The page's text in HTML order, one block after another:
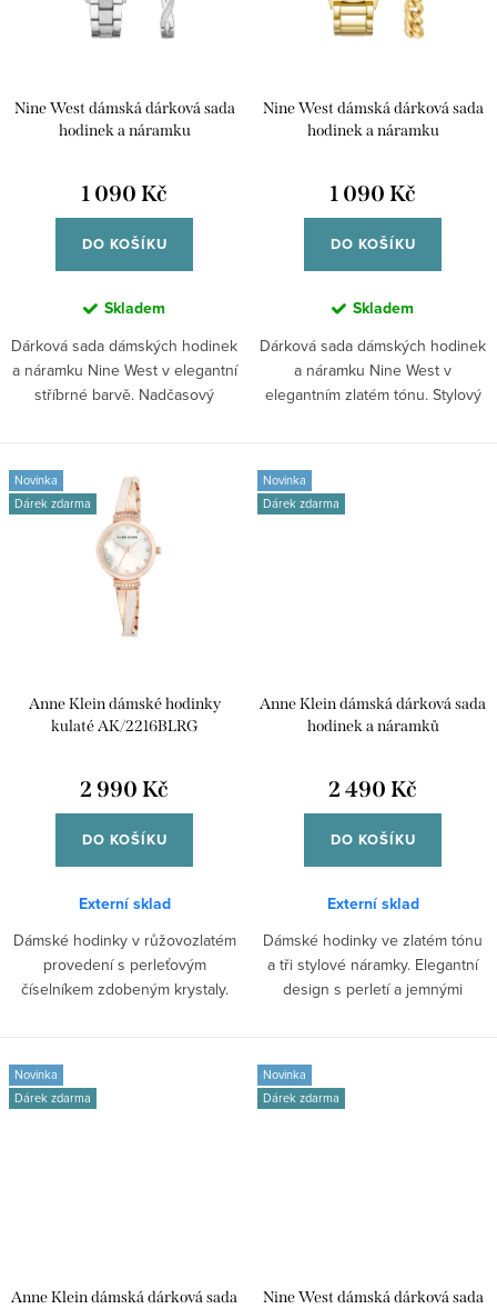
u
o
Nine West dámská dárková sada
hodinek a náramku
1 090 Kč
DO KOŠÍKU
Skladem
Dárková sada dámských hodinek
a náramku Nine West v elegantní
stříbrné barvě. Nadčasový
Nine West dámská dárková sada
hodinek a náramku
1 090 Kč
DO KOŠÍKU
Skladem
Dárková sada dámských hodinek
a náramku Nine West v
elegantním zlatém tónu. Stylový
Novinka
Dárek zdarma
Anne Klein dámské hodinky
kulaté AK/2216BLRG
2 990 Kč
DO KOŠÍKU
Externí sklad
Dámské hodinky v růžovozlatém
provedení s perleťovým
číselníkem zdobeným krystaly.
Novinka
Dárek zdarma
Anne Klein dámská dárková sada
hodinek a náramků
2 490 Kč
DO KOŠÍKU
Externí sklad
Dámské hodinky ve zlatém tónu
a tři stylové náramky. Elegantní
design s perletí a jemnými
Novinka
Dárek zdarma
Anne Klein dámská dárková sada
Novinka
Dárek zdarma
Nine West dámská dárková sada